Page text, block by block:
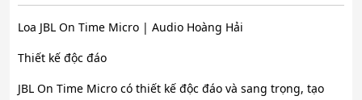
Loa JBL On Time Micro | Audio Hoàng Hải
Thiết kế độc đáo
JBL On Time Micro có thiết kế độc đáo và sang trọng, tạo